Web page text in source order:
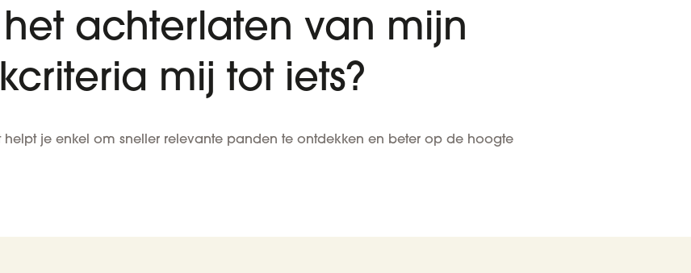
achterlaten van mijn
mij tot iets?
helpt je enkel om sneller relevante panden te ontdekken en beter op de hoogte